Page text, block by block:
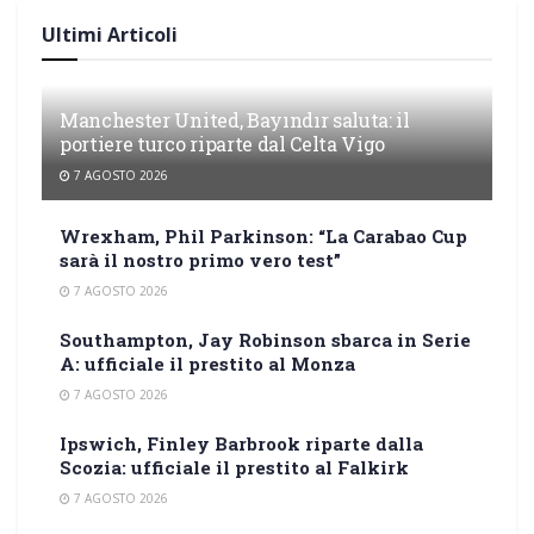
Ultimi Articoli
Manchester United, Bayındır saluta: il
portiere turco riparte dal Celta Vigo
7 AGOSTO 2026
Wrexham, Phil Parkinson: “La Carabao Cup
sarà il nostro primo vero test”
7 AGOSTO 2026
Southampton, Jay Robinson sbarca in Serie
A: ufficiale il prestito al Monza
7 AGOSTO 2026
Ipswich, Finley Barbrook riparte dalla
Scozia: ufficiale il prestito al Falkirk
7 AGOSTO 2026